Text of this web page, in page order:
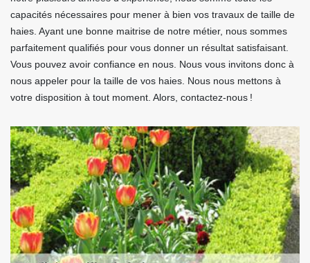
capacités nécessaires pour mener à bien vos travaux de taille de
haies. Ayant une bonne maitrise de notre métier, nous sommes
parfaitement qualifiés pour vous donner un résultat satisfaisant.
Vous pouvez avoir confiance en nous. Nous vous invitons donc à
nous appeler pour la taille de vos haies. Nous nous mettons à
votre disposition à tout moment. Alors, contactez-nous !